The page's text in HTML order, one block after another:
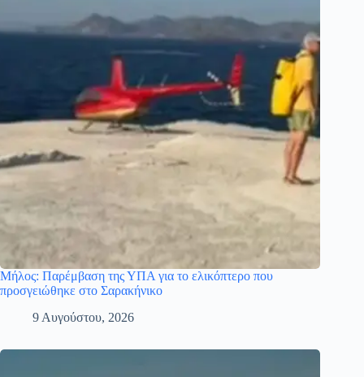
Μήλος: Παρέμβαση της ΥΠΑ για το ελικόπτερο που
προσγειώθηκε στο Σαρακήνικο
9 Αυγούστου, 2026